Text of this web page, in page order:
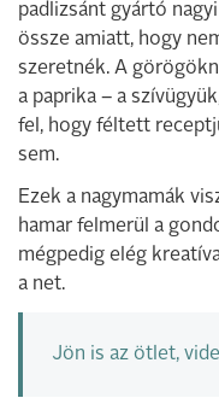
padlizsánt gyártó
össze amiatt, hogy
szeretnék. A
a paprika – a
fel, hogy féltett
sem.
Ezek a nagymamák
hamar felmerül a
mégpedig elég
a net.
Jön is az ötlet,